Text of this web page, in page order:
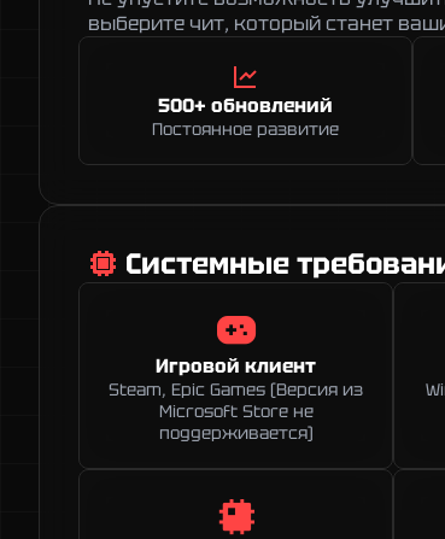
выберите чит, который станет
500+ обновлений
Постоянное развитие
Системные
Игровой клиент
Steam, Epic Games (Версия из
Microsoft Store не
поддерживается)